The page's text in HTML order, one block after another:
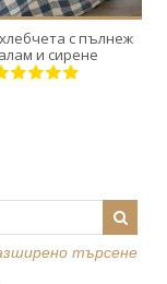
с пълнеж
и сирене
търсене